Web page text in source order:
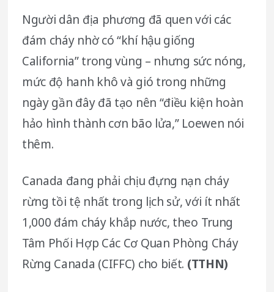
Người dân địa phương đã quen với các
đám cháy nhờ có “khí hậu giống
California” trong vùng – nhưng sức nóng,
mức độ hanh khô và gió trong những
ngày gần đây đã tạo nên “điều kiện hoàn
hảo hình thành cơn bão lửa,” Loewen nói
thêm.
Canada đang phải chịu đựng nạn cháy
rừng tồi tệ nhất trong lịch sử, với ít nhất
1,000 đám cháy khắp nước, theo Trung
Tâm Phối Hợp Các Cơ Quan Phòng Cháy
Rừng Canada (CIFFC) cho biết. (TTHN)